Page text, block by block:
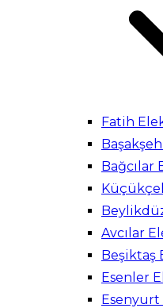
Fatih
Bağcılar
Avcılar
Beşiktaş
Esenler